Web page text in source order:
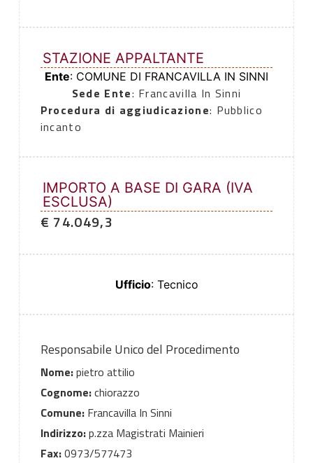
STAZIONE APPALTANTE
Ente: COMUNE DI FRANCAVILLA IN SINNI
Sede Ente: Francavilla In Sinni
Procedura di aggiudicazione: Pubblico
incanto
IMPORTO A BASE DI GARA (IVA
ESCLUSA)
€ 74.049,3
Ufficio: Tecnico
Responsabile Unico del Procedimento
Nome:pietro attilio
Cognome:chiorazzo
Comune:Francavilla In Sinni
Indirizzo:p.zza Magistrati Mainieri
Fax:0973/577473